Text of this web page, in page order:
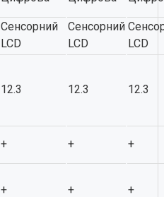
Сенсорний
LCD
Сенсорний
LCD
LCD
12.3 12.3 12.3
+ + +
+ + +